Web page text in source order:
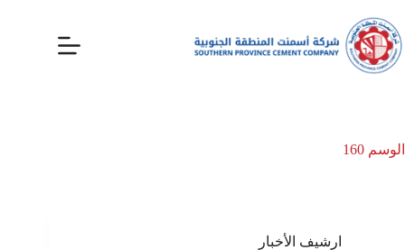
الوسم
ارشيف الأخبار